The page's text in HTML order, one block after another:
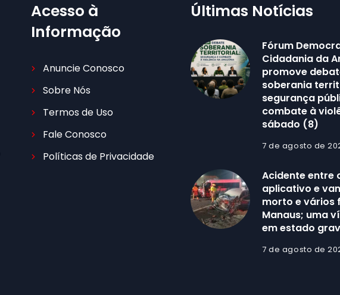
Acesso à
Informação
Anuncie Conosco
Sobre Nós
Termos de Uso
Fale Conosco
Políticas de Privacidade
Últimas Notícias
Fórum
Cidadania da
promove
soberania
segurança
combate à
sábado (8)
7 de agosto de
Acidente entre
aplicativo e
morto e vários
Manaus; uma
em estado
7 de agosto de